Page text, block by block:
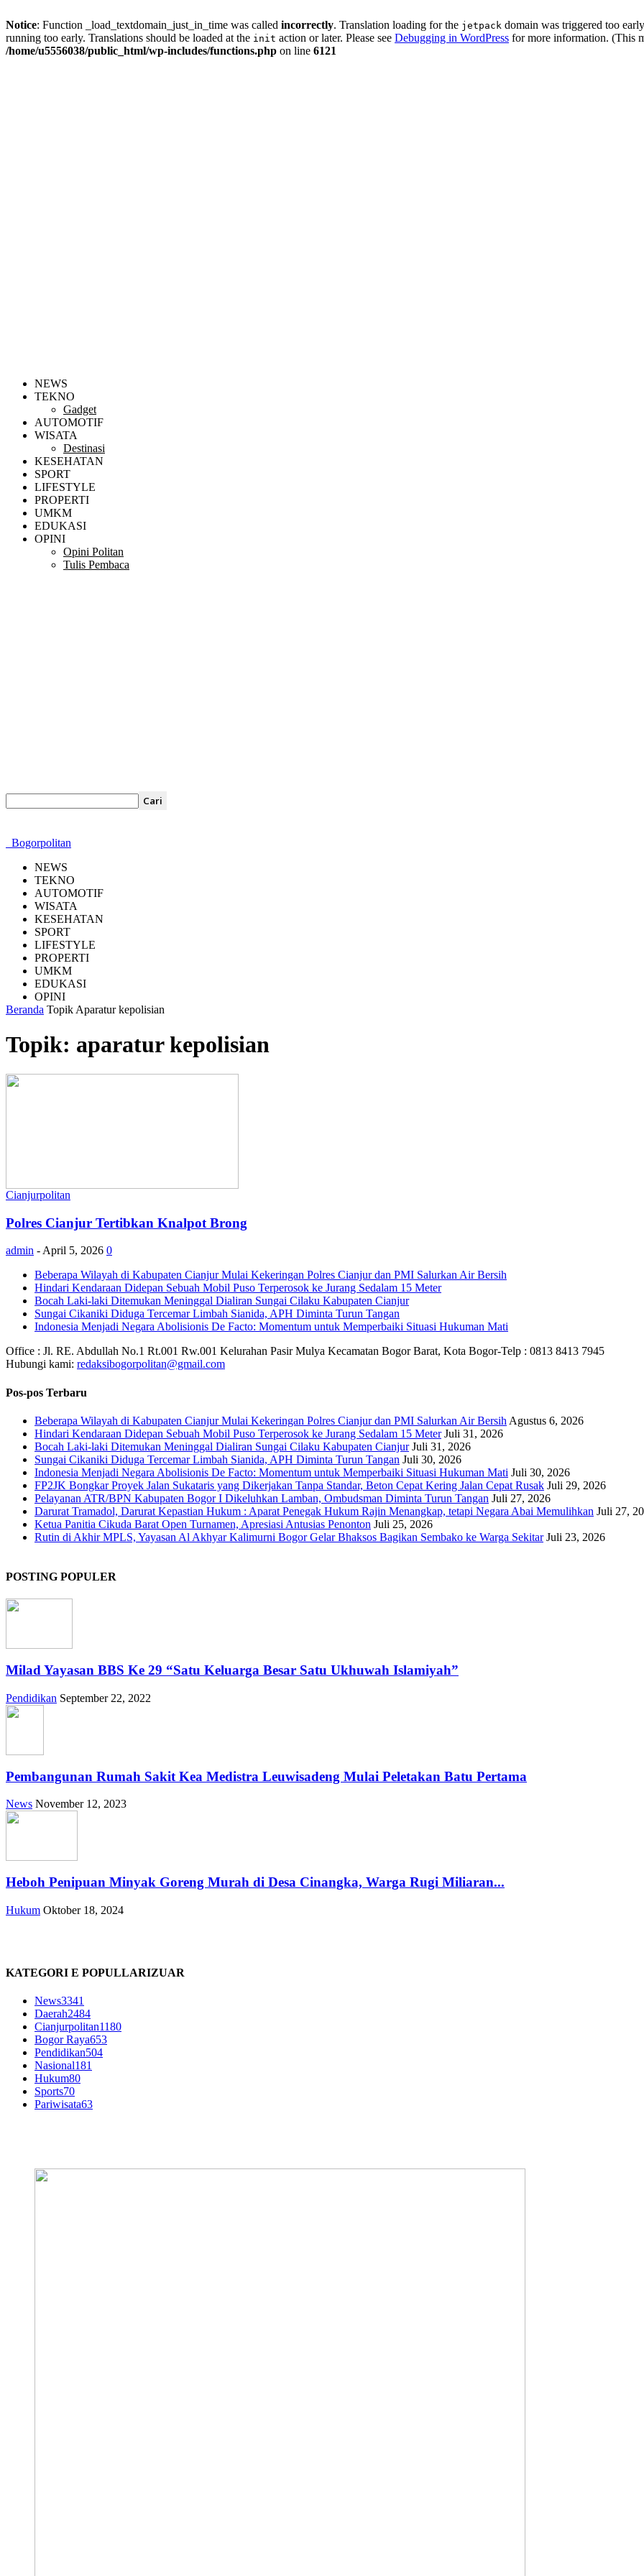
Notice: Function _load_textdomain_just_in_time was called incorrectly. Translation loading for the jetpack domain was triggered too
running too early. Translations should be loaded at the init action or later. Please see Debugging in WordPress for more information. (This
/home/u5556038/public_html/wp-includes/functions.php on line 6121
NEWS
TEKNO
Gadget
AUTOMOTIF
WISATA
Destinasi
KESEHATAN
SPORT
LIFESTYLE
PROPERTI
UMKM
EDUKASI
OPINI
Opini Politan
Tulis Pembaca
Bogorpolitan
NEWS
TEKNO
AUTOMOTIF
WISATA
KESEHATAN
SPORT
LIFESTYLE
PROPERTI
UMKM
EDUKASI
OPINI
Beranda Topik Aparatur kepolisian
Topik: aparatur kepolisian
Cianjurpolitan
Polres Cianjur Tertibkan Knalpot Brong
admin - April 5, 2026 0
Beberapa Wilayah di Kabupaten Cianjur Mulai Kekeringan Polres Cianjur dan PMI Salurkan Air Bersih
Hindari Kendaraan Didepan Sebuah Mobil Puso Terperosok ke Jurang Sedalam 15 Meter
Bocah Laki-laki Ditemukan Meninggal Dialiran Sungai Cilaku Kabupaten Cianjur
Sungai Cikaniki Diduga Tercemar Limbah Sianida, APH Diminta Turun Tangan
‎Indonesia Menjadi Negara Abolisionis De Facto: Momentum untuk Memperbaiki Situasi Hukuman Mati
Office : Jl. RE. Abdullah No.1 Rt.001 Rw.001 Kelurahan Pasir Mulya Kecamatan Bogor Barat, Kota Bogor-Telp : 0813 8413 7945
Hubungi kami: redaksibogorpolitan@gmail.com
Pos-pos Terbaru
Beberapa Wilayah di Kabupaten Cianjur Mulai Kekeringan Polres Cianjur dan PMI Salurkan Air Bersih Agustus 6, 2026
Hindari Kendaraan Didepan Sebuah Mobil Puso Terperosok ke Jurang Sedalam 15 Meter Juli 31, 2026
Bocah Laki-laki Ditemukan Meninggal Dialiran Sungai Cilaku Kabupaten Cianjur Juli 31, 2026
Sungai Cikaniki Diduga Tercemar Limbah Sianida, APH Diminta Turun Tangan Juli 30, 2026
‎Indonesia Menjadi Negara Abolisionis De Facto: Momentum untuk Memperbaiki Situasi Hukuman Mati Juli 30, 2026
FP2JK Bongkar Proyek Jalan Sukataris yang Dikerjakan Tanpa Standar, Beton Cepat Kering Jalan Cepat Rusak Juli 29, 2026
Pelayanan ATR/BPN Kabupaten Bogor I Dikeluhkan Lamban, Ombudsman Diminta Turun Tangan Juli 27, 2026
Darurat Tramadol, Darurat Kepastian Hukum : Aparat Penegak Hukum Rajin Menangkap, tetapi Negara Abai Memulihkan Juli 27,
Ketua Panitia Cikuda Barat Open Turnamen, Apresiasi Antusias Penonton Juli 25, 2026
Rutin di Akhir MPLS, Yayasan Al Akhyar Kalimurni Bogor Gelar Bhaksos Bagikan Sembako ke Warga Sekitar Juli 23, 2026
POSTING POPULER
Milad Yayasan BBS Ke 29 “Satu Keluarga Besar Satu Ukhuwah Islamiyah”
Pendidikan September 22, 2022
Pembangunan Rumah Sakit Kea Medistra Leuwisadeng Mulai Peletakan Batu Pertama
News November 12, 2023
Heboh Penipuan Minyak Goreng Murah di Desa Cinangka, Warga Rugi Miliaran...
Hukum Oktober 18, 2024
KATEGORI E POPULLARIZUAR
News3341
Daerah2484
Cianjurpolitan1180
Bogor Raya653
Pendidikan504
Nasional181
Hukum80
Sports70
Pariwisata63